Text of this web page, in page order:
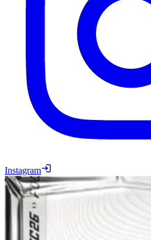
Instagram